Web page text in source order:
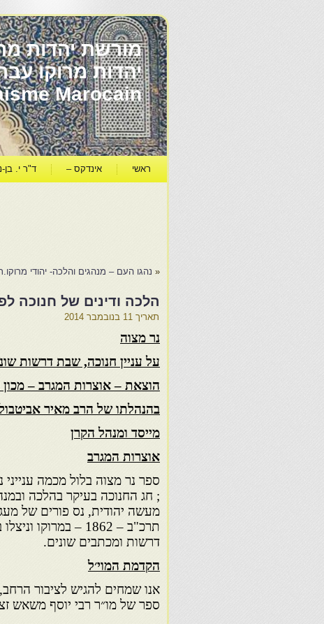
מורשת יהדות
Marocain
ראשי אינדקס – ד"ר י. בן-
« נהגו העם – מנהגים והלכה- יהודי
הלכה ודינים של חנוכה
תאריך 11 בנובמבר 2014
נר מצוה
על עניין חנוכה, שבת דרשות
הוצאת – אוצרות המגרב – מכון
בהנהלתו של הרב מאיר
מייסד ומנהל הקרן
אוצרות המגרב
ספר נר מצוה בלול מכמה
; חג החנוכה בעיקר בהלכה
מעשה יהודית, נס פורים של
תרכ"ב – 1862 – במרוקו
דרשות ומכתבים שונים.
הקדמת המוי׳ל
אנו שמחים להגיש לציבור
ספר של מו״ר רבי יוסף משאש